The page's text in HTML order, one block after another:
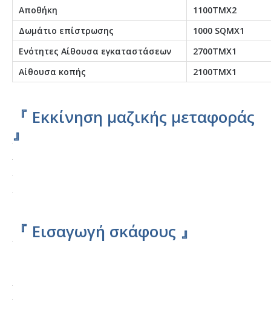
Αποθήκη
1100ΤΜΧ2
Δωμάτιο επίστρωσης
1000 SQMX1
Ενότητες Αίθουσα εγκαταστάσεων
2700ΤΜΧ1
Αίθουσα κοπής
2100ΤΜΧ1
『 Εκκίνηση μαζικής μεταφοράς
』
『 Εισαγωγή σκάφους 』